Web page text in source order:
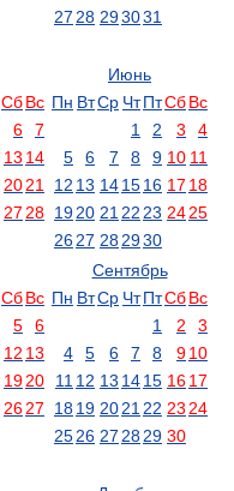
27 28 293031
СбВс
6
7
13 14
2021
27 28
Июнь
Пн ВтСр ЧтПтСбВс
1
2 3
4
5
6 7 8 9 10 11
12 13 141516 17 18
1920 21 22 23 2425
2627 282930
СбВс
5
6
12 13
1920
2627
Сентябрь
Пн ВтСр ЧтПтСбВс
1
2
3
4
5 6 7 8 910
11 12 13 1415 1617
1819 2021 22 23 24
2526 27 2829 30